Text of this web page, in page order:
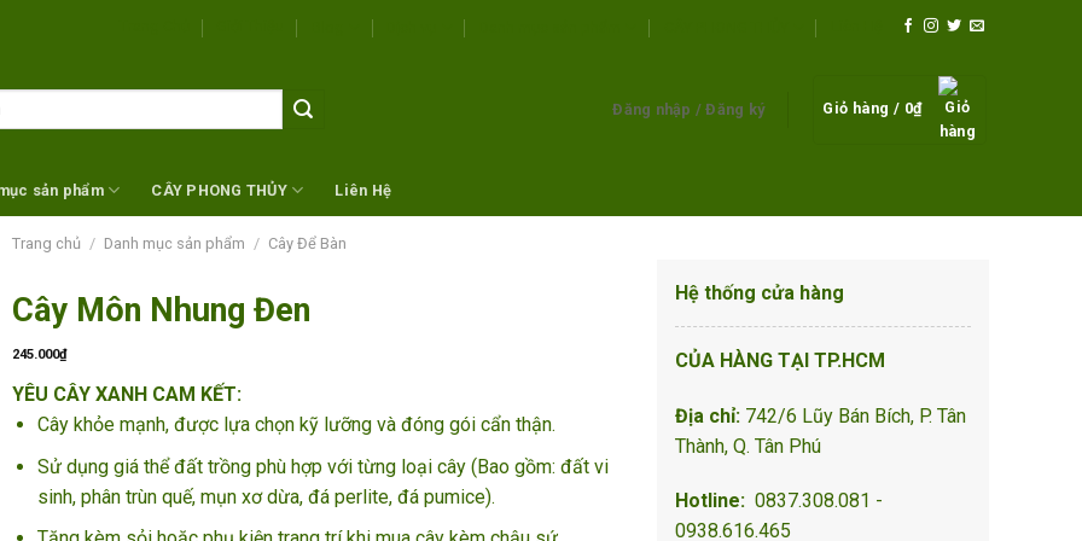
Đăng nhập / Đăng ký Giỏ hàng / 0₫
sản phẩm CÂY PHONG THỦY Liên Hệ
Trang chủ / Danh mục sản phẩm / Cây Để Bàn
Cây Môn Nhung Đen
245.000₫
YÊU CÂY XANH CAM KẾT:
Cây khỏe mạnh, được lựa chọn kỹ lưỡng và đóng gói cẩn thận.
Sử dụng giá thể đất trồng phù hợp với từng loại cây (Bao gồm: đất vi
sinh, phân trùn quế, mụn xơ dừa, đá perlite, đá pumice).
Hệ thống cửa hàng
CỦA HÀNG TẠI TP.HCM
Địa chỉ: 742/6 Lũy Bán Bích, P. Tân
Thành, Q. Tân Phú
Hotline: 0837.308.081 -
0938.616.465